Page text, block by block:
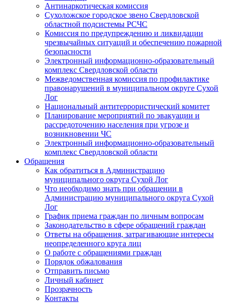
Антинаркотическая комиссия
Сухоложское городское звено Свердловской
областной подсистемы РСЧС
Комиссия по предупреждению и ликвидации
чрезвычайных ситуаций и обеспечению пожарной
безопасности
Электронный информационно-образовательный
комплекс Cвердловской области
Межведомственная комиссия по профилактике
правонарушений в муниципальном округе Сухой
Лог
Национальный антитеррористический комитет
Планирование мероприятий по эвакуации и
рассредоточению населения при угрозе и
возникновении ЧС
Электронный информационно-образовательный
комплекс Свердловской области
Обращения
Как обратиться в Администрацию
муниципального округа Сухой Лог
Что необходимо знать при обращении в
Администрацию муниципального округа Сухой
Лог
График приема граждан по личным вопросам
Законодательство в сфере обращений граждан
Ответы на обращения, затрагивающие интересы
неопределенного круга лиц
О работе с обращениями граждан
Порядок обжалования
Отправить письмо
Личный кабинет
Прозрачность
Контакты